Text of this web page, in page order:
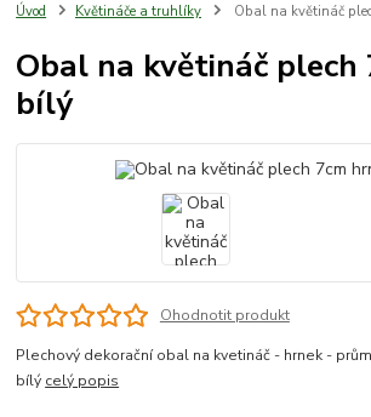
Úvod Květináče a truhlíky Obal na květináč
Obal na květináč plech
bílý
Ohodnotit produkt
Plechový dekorační obal na kvetináč - hrnek -
bílý celý popis